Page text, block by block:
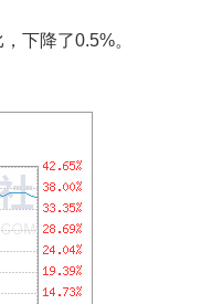
下降了0.5%。